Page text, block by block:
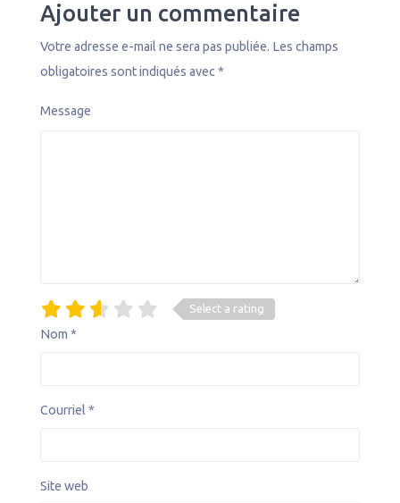
Ajouter un commentaire
Votre adresse e-mail ne sera pas publiée. Les champs
obligatoires sont indiqués avec *
Message
Select a rating
Nom *
Courriel *
Site web